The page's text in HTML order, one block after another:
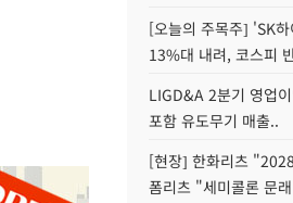
[오늘의 주목주] 'SK
13%대 내려, 코스피
LIGD&A 2분기 영업
포함 유도무기 매출..
[현장] 한화리츠
폼리츠 "세미콜론 문